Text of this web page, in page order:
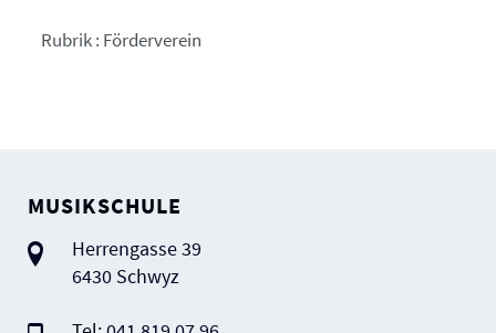
Rubrik : Förderverein
MUSIKSCHULE
Herrengasse 39
6430 Schwyz